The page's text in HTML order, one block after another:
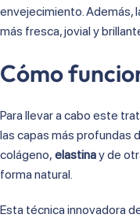
envejecimiento. Además,
más fresca, jovial y
Cómo
Para llevar a cabo este
las capas más profundas
colágeno, elastinay de
forma natural.
Esta técnica innovadora